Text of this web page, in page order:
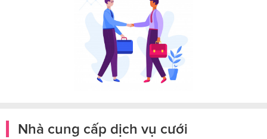
Nhà cung cấp dịch vụ cưới